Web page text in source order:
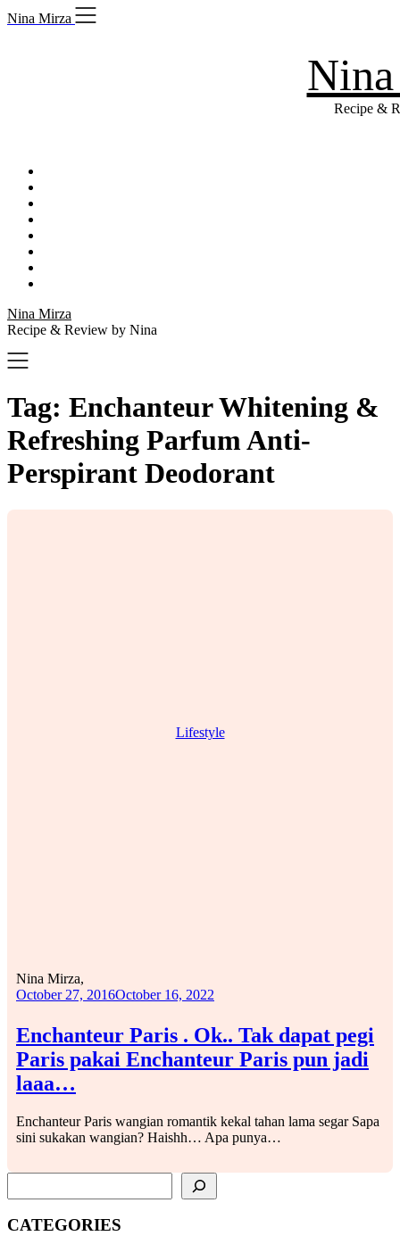
Skip
to
Nina Mirza
Recipe &
Nina Mirza
Recipe & Review by Nina
Tag: Enchanteur Whitening &
Refreshing Parfum Anti-
Perspirant Deodorant
Lifestyle
Enchanteur Paris . Ok.. Tak dapat pegi
Paris pakai Enchanteur Paris pun jadi
laaa…
Nina Mirza,
October 27, 2016October 16, 2022
Enchanteur Paris wangian romantik kekal tahan lama segar Sapa
sini sukakan wangian? Haishh… Apa punya…
CATEGORIES